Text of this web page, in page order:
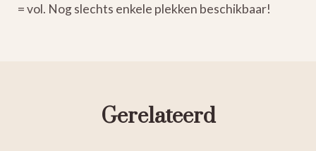
= vol. Nog slechts enkele plekken beschikbaar!
Gerelateerd